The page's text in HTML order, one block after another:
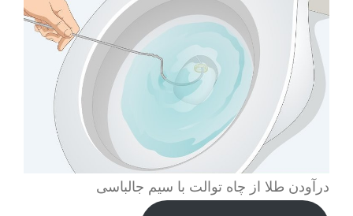
درآودن طلا از چاه توالت با سیم جالباسی